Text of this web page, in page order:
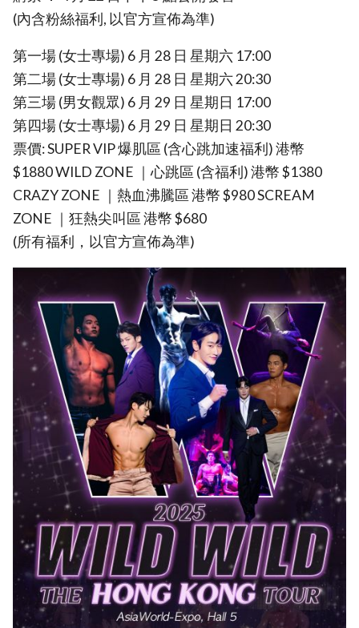
(內含粉絲福利, 以官方宣佈為準)
第一場 (女士專場) 6 月 28 日 星期六 17:00
第二場 (女士專場) 6 月 28 日 星期六 20:30
第三場 (男女觀眾) 6 月 29 日 星期日 17:00
第四場 (女士專場) 6 月 29 日 星期日 20:30
票價: SUPER VIP 爆肌區 (含心跳加速福利) 港幣
$1880 WILD ZONE ｜心跳區 (含福利) 港幣 $1380
CRAZY ZONE ｜熱血沸騰區 港幣 $980 SCREAM
ZONE ｜狂熱尖叫區 港幣 $680
(所有福利，以官方宣佈為準)